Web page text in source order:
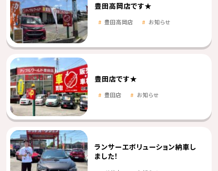
豊田高岡店です★
豊田高岡店 お知らせ
豊田店です★
豊田店 お知らせ
ランサーエボリューション納車し
ました！